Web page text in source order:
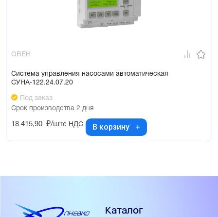
ОВЕН
Система управления насосами автоматическая
СУНА-122.24.07.20
Под заказ
Срок производства 2 дня
18 415,90 ₽/штс НДС В корзину
Каталог